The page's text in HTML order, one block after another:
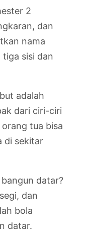
2
dan
nama
sisi dan
adalah
dari ciri-ciri
tua bisa
di sekitar
datar?
dan
bola
datar.